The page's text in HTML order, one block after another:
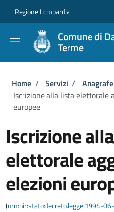
Regione Lombardia
Comune di
Terme
Briciole di pane
Home / Servizi /
Iscrizione alla lista elettorale
europee
Iscrizione
elettorale
elezioni
(urn:nir:stato:decreto.legge:1994-